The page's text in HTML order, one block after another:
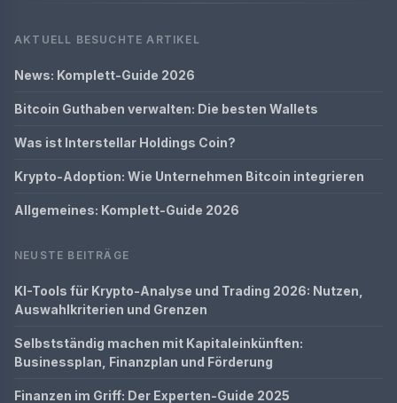
AKTUELL BESUCHTE ARTIKEL
News: Komplett-Guide 2026
Bitcoin Guthaben verwalten: Die besten Wallets
Was ist Interstellar Holdings Coin?
Krypto-Adoption: Wie Unternehmen Bitcoin integrieren
Allgemeines: Komplett-Guide 2026
NEUSTE BEITRÄGE
KI-Tools für Krypto-Analyse und Trading 2026: Nutzen,
Auswahlkriterien und Grenzen
Selbstständig machen mit Kapitaleinkünften:
Businessplan, Finanzplan und Förderung
Finanzen im Griff: Der Experten-Guide 2025